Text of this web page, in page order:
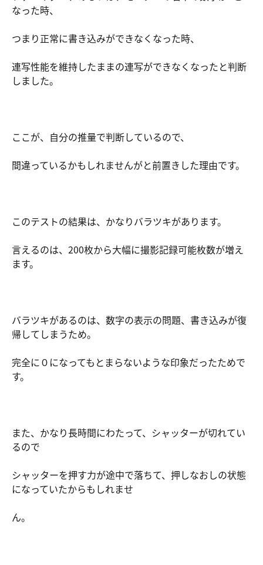
なった時、
つまり正常に書き込みができなくなった時、
連写性能を維持したままの連写ができなくなったと判断
しました。
ここが、自分の推量で判断しているので、
間違っているかもしれませんがと前置きした理由です。
このテストの結果は、かなりバラツキがあります。
言えるのは、200枚から大幅に撮影記録可能枚数が増え
ます。
バラツキがあるのは、数字の表示の問題、書き込みが復
帰してしまうため。
完全に０になってもとまらないような印象だったためで
す。
また、かなり長時間にわたって、シャッターが切れてい
るので
シャッターを押す力が途中で落ちて、押しなおしの状態
になっていたからもしれませ
ん。